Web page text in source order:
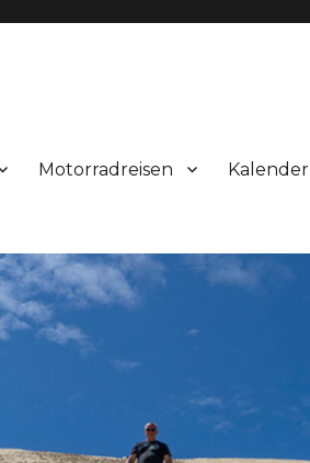
Motorradreisen Kalender